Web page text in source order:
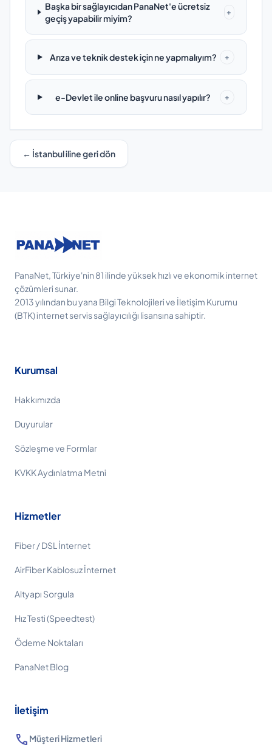
Başka bir sağlayıcıdan PanaNet'e ücretsiz
geçiş yapabilir miyim?
+
Arıza ve teknik destek için ne yapmalıyım? +
e-Devlet ile online başvuru nasıl yapılır? +
← İstanbul iline geri dön
PanaNet, Türkiye'nin 81 ilinde yüksek hızlı ve ekonomik internet
çözümleri sunar.
2013 yılından bu yana Bilgi Teknolojileri ve İletişim Kurumu
(BTK) internet servis sağlayıcılığı lisansına sahiptir.
Kurumsal
Hakkımızda
Duyurular
Sözleşme ve Formlar
KVKK Aydınlatma Metni
Hizmetler
Fiber / DSL İnternet
AirFiber Kablosuz İnternet
Altyapı Sorgula
Hız Testi (Speedtest)
Ödeme Noktaları
PanaNet Blog
İletişim
call Müşteri Hizmetleri